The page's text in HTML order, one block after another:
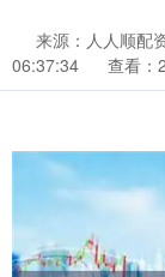
来源：人人顺配
06:37:34
查看：